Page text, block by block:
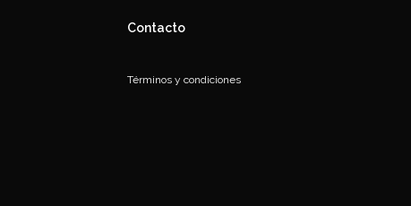
Contacto
Términos y condiciones